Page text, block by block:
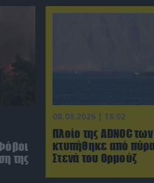
08.08.2026 | 18:02
Πλοίο της ADNOC
κτυπήθηκε από
Στενά του Ορμούζ
της